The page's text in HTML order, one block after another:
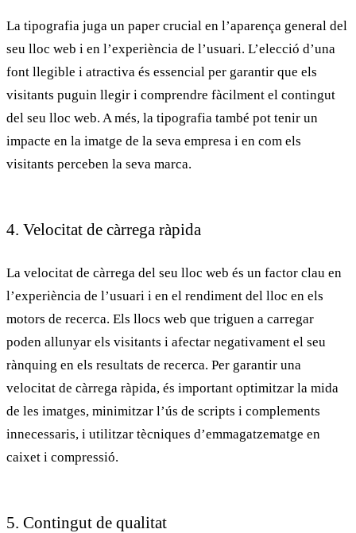
La tipografia juga un paper crucial en l’aparença general del
seu lloc web i en l’experiència de l’usuari. L’elecció d’una
font llegible i atractiva és essencial per garantir que els
visitants puguin llegir i comprendre fàcilment el contingut
del seu lloc web. A més, la tipografia també pot tenir un
impacte en la imatge de la seva empresa i en com els
visitants perceben la seva marca.
4. Velocitat de càrrega ràpida
La velocitat de càrrega del seu lloc web és un factor clau en
l’experiència de l’usuari i en el rendiment del lloc en els
motors de recerca. Els llocs web que triguen a carregar
poden allunyar els visitants i afectar negativament el seu
rànquing en els resultats de recerca. Per garantir una
velocitat de càrrega ràpida, és important optimitzar la mida
de les imatges, minimitzar l’ús de scripts i complements
innecessaris, i utilitzar tècniques d’emmagatzematge en
caixet i compressió.
5. Contingut de qualitat